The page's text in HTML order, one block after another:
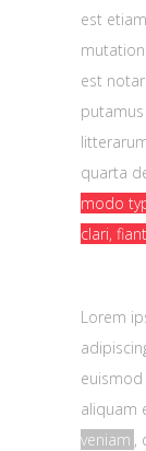
est
est
quarta
modo
clari,
Lorem
aliquam
veniam ,